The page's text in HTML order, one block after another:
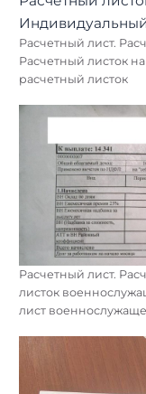
Расчетный лист.
Расчетный листок
расчетный листок
Расчетный лист.
листок
лист